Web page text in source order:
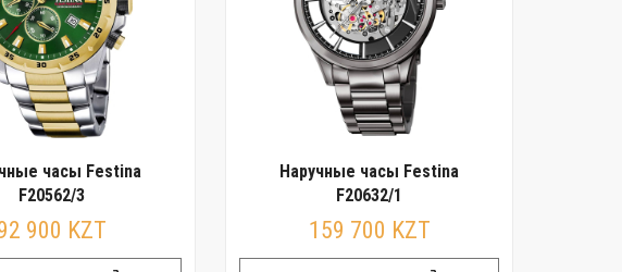
часы Festina
F20562/3
900 KZT
Наручные часы Festina
F20632/1
159 700 KZT